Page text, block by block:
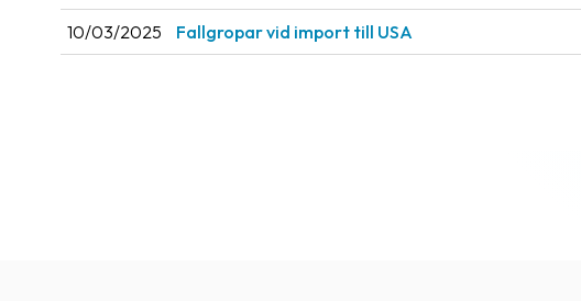
10/03/2025 Fallgropar vid import till USA